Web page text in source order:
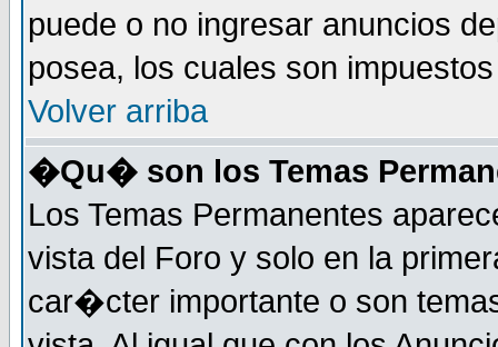
puede o no ingresar anuncios
posea, los cuales son
Volver arriba
�Qu� son los Temas
Los Temas Permanentes
vista del Foro y solo en la
car�cter importante o son